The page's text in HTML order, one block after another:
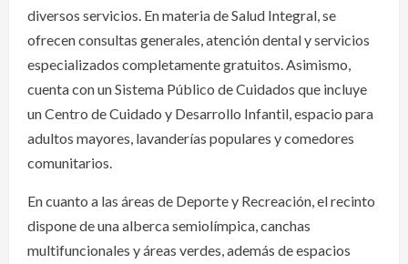
diversos servicios. En materia de Salud Integral, se
ofrecen consultas generales, atención dental y servicios
especializados completamente gratuitos. Asimismo,
cuenta con un Sistema Público de Cuidados que incluye
un Centro de Cuidado y Desarrollo Infantil, espacio para
adultos mayores, lavanderías populares y comedores
comunitarios.
En cuanto a las áreas de Deporte y Recreación, el recinto
dispone de una alberca semiolímpica, canchas
multifuncionales y áreas verdes, además de espacios